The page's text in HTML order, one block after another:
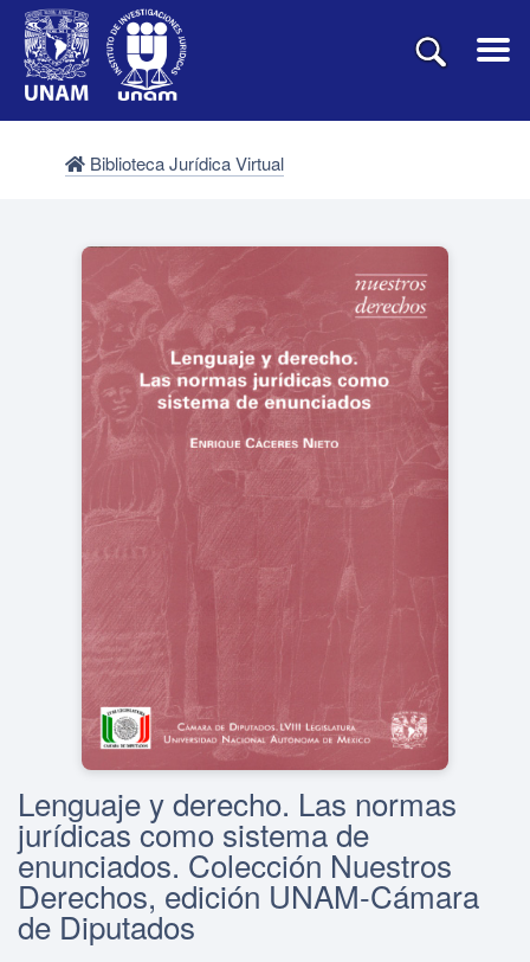
Biblioteca Jurídica Virtual
Lenguaje y derecho. Las normas
jurídicas como sistema de
enunciados. Colección Nuestros
Derechos, edición UNAM-Cámara
de Diputados